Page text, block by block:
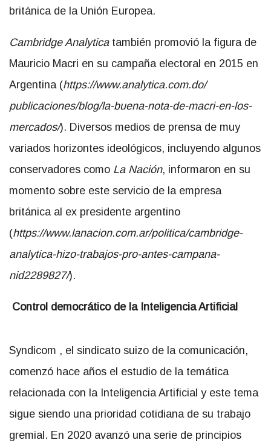
británica de la Unión Europea.
Cambridge Analyticatambién promovió la figura de
Mauricio Macri en su campaña electoral en 2015 en
Argentina (https://www.analytica.com.do/
publicaciones/blog/la-buena-nota-de-macri-en-los-
mercados/). Diversos medios de prensa de muy
variados horizontes ideológicos, incluyendo algunos
conservadores como La Nación, informaron en su
momento sobre este servicio de la empresa
británica al ex presidente argentino
(https://www.lanacion.com.ar/politica/cambridge-
analytica-hizo-trabajos-pro-antes-campana-
nid2289827/).
Control democrático de la Inteligencia Artificial
Syndicom , el sindicato suizo de la comunicación,
comenzó hace años el estudio de la temática
relacionada con la Inteligencia Artificial y este tema
sigue siendo una prioridad cotidiana de su trabajo
gremial. En 2020 avanzó una serie de principios